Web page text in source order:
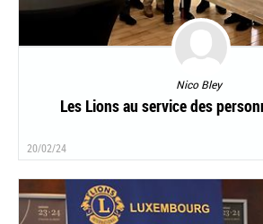
Nico Bley
Les Lions au service des
20/02/24